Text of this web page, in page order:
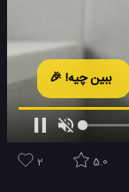
ببین چیه! 🎉
2 5.0